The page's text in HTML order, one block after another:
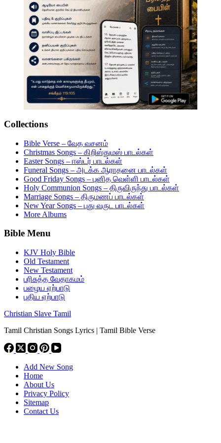
Collections
Bible Verse – வேத வசனம்
Christmas Songs – கிறிஸ்துமஸ் பாடல்கள்
Easter Songs – ஈஸ்டர் பாடல்கள்
Funeral Songs – அடக்க ஆராதனை பாடல்கள்
Good Friday Songs – புனித வெள்ளி பாடல்கள்
Holy Communion Songs – திருவிருந்து பாடல்கள்
Marriage Songs – திருமணப் பாடல்கள்
New Year Songs – புது வருட பாடல்கள்
More Albums
Bible Menu
KJV Holy Bible
Old Testament
New Testament
பரிசுத்த வேதாகமம்
பழைய ஏற்பாடு
புதிய ஏற்பாடு
Christian Slave Tamil
Tamil Christian Songs Lyrics | Tamil Bible Verse
Add New Song
Home
About Us
Privacy Policy
Sitemap
Contact Us